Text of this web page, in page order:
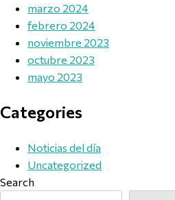
marzo 2024
febrero 2024
noviembre 2023
octubre 2023
mayo 2023
Categories
Noticias del día
Uncategorized
Search